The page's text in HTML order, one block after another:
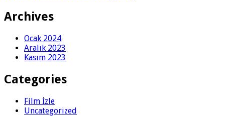
Archives
Ocak 2024
Aralık 2023
Kasım 2023
Categories
Film İzle
Uncategorized